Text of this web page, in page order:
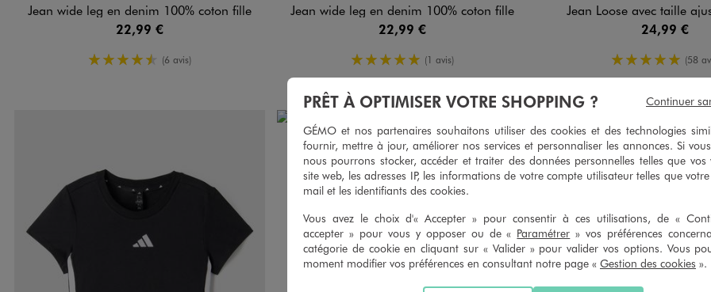
Jean wide leg en denim 100% coton fille
22,99 €
4.5/5 de moyenne
(6 avis)
Jean wide leg en denim 100% coton fille
22,99 €
5/5 de moyenne
(1 avis)
Jean Loose avec taille
24,99 €
5/5 de
(58
PRÊT À OPTIMISER VOTRE SHOPPING ?
GÉMO et nos partenaires souhaitons utiliser des cookies et des technologies
fournir, mettre à jour, améliorer nos services et personnaliser les annonces. Si
nous pourrons stocker, accéder et traiter des données personnelles telles que vos
site web, les adresses IP, les informations de votre compte utilisateur telles que
mail et les identifiants des cookies.
Vous avez le choix d'« Accepter » pour consentir à ces utilisations, de «
accepter » pour vous y opposer ou de « Paramétrer » vos préférences
catégorie de cookie en cliquant sur « Valider » pour valider vos options. Vous
moment modifier vos préférences en consultant notre page « Gestion des cookies ».
Continuer